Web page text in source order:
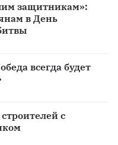
защитникам»:
в День
всегда будет
с